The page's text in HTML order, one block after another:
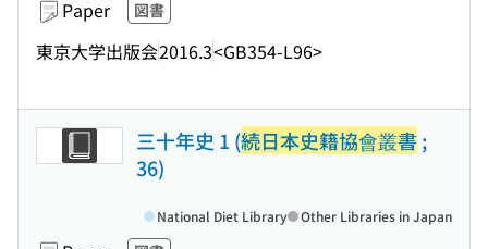
Paper 図書
東京大学出版会2016.3<GB354-L96>
三十年史 1 (続日本史籍協會叢書 ;
36)
National Diet Library Other Libraries in Japan